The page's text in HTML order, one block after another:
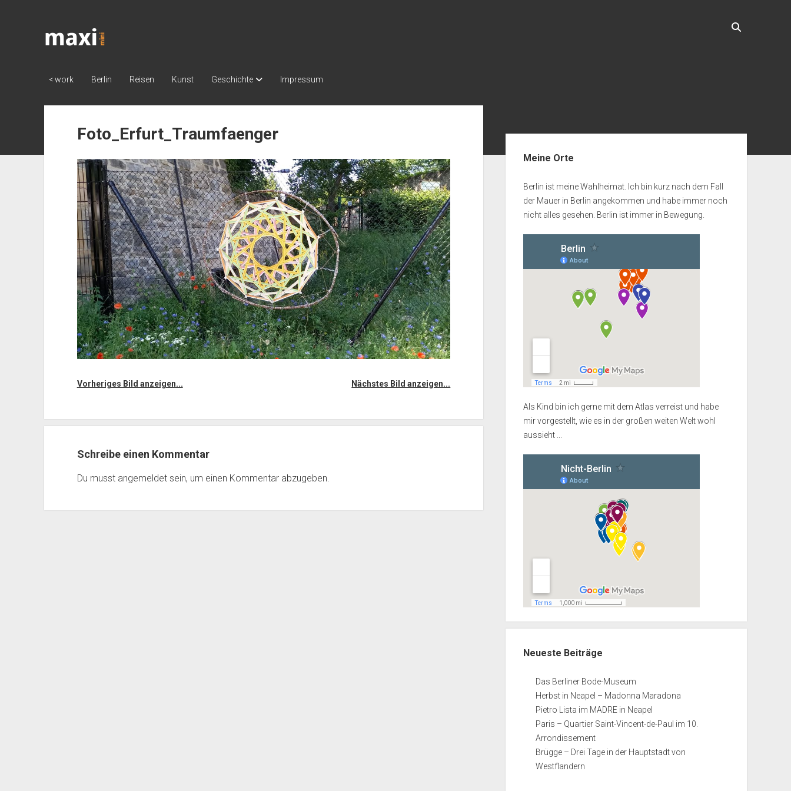
Maximini
< work Berlin Reisen Kunst Geschichte Impressum
Foto_Erfurt_Traumfaenger
Vorheriges Bild anzeigen... Nächstes Bild anzeigen...
Schreibe einen Kommentar
Du musst angemeldetsein, um einen Kommentar abzugeben.
Meine Orte
Berlin ist meine Wahlheimat. Ich bin kurz nach dem Fall
der Mauer in Berlin angekommen und habe immer noch
nicht alles gesehen. Berlin ist immer in Bewegung.
Als Kind bin ich gerne mit dem Atlas verreist und habe
mir vorgestellt, wie es in der großen weiten Welt wohl
aussieht ...
Neueste Beiträge
Das Berliner Bode-Museum
Herbst in Neapel – Madonna Maradona
Pietro Lista im MADRE in Neapel
Paris – Quartier Saint-Vincent-de-Paul im 10.
Arrondissement
Brügge – Drei Tage in der Hauptstadt von
Westflandern